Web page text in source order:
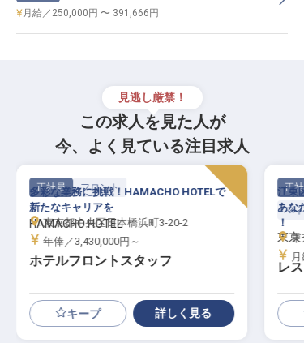
月給／250,000円 〜 391,666円
見逃し厳禁！
この求人を見た人が
今、よく見ている注目求人
正社員 フロント
HAMACHO HOTEL
ホテルフロントスタッフ
多彩な業務に挑戦！HAMACHO HOTELで
新たなキャリアを
東京都中央区日本橋浜町3-20-2
年俸／3,430,000円～
キープ 詳しく見る
正社
マ
東京
レ
江東
あな
！
東